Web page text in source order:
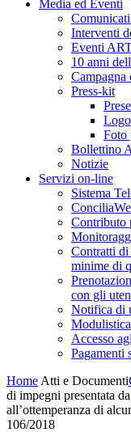
Media ed Eventi
Comunicati
Interventi
Eventi
10 anni
Campagna
Press-kit
Foto
Bollettino
Notizie
Servizi on-line
Sistema
Contributo
Contratti
minime di
con gli
Notifica di
Modulistica
Accesso
Pagamenti
Home Atti e Documenti
di impegni presentata
all’ottemperanza di
106/2018